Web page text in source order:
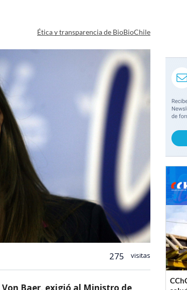
Ética y transparencia de BioBioChile
275 visitas
Von Baer, exigió al Ministro de